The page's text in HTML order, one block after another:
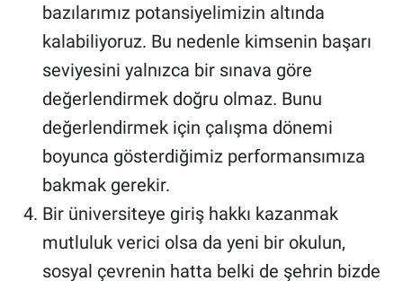
bazılarımız potansiyelimizin altında
kalabiliyoruz. Bu nedenle kimsenin başarı
seviyesini yalnızca bir sınava göre
değerlendirmek doğru olmaz. Bunu
değerlendirmek için çalışma dönemi
boyunca gösterdiğimiz performansımıza
bakmak gerekir.
Bir üniversiteye giriş hakkı kazanmak
mutluluk verici olsa da yeni bir okulun,
sosyal çevrenin hatta belki de şehrin bizde